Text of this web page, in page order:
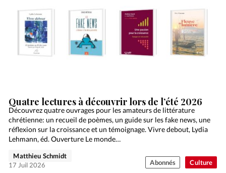
Culture
Quatre lectures à découvrir lors de l’été 2026
Découvrez quatre ouvrages pour les amateurs de littérature
chrétienne: un recueil de poèmes, un guide sur les fake news, une
réflexion sur la croissance et un témoignage. Vivre debout, Lydia
Lehmann, éd. Ouverture Le monde…
Matthieu Schmidt
17 Juil 2026
Abonnés